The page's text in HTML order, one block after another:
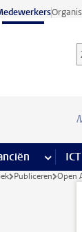
meerICT
Publiceren Open